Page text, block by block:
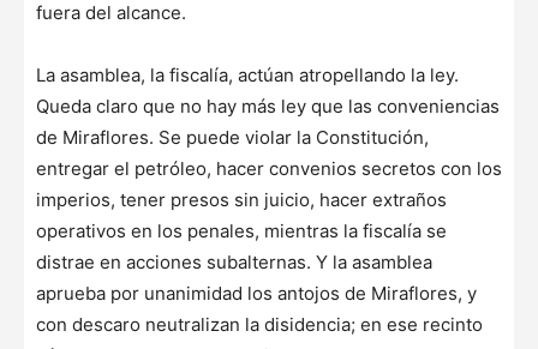
fuera del alcance.
La asamblea, la fiscalía, actúan atropellando la ley.
Queda claro que no hay más ley que las conveniencias
de Miraflores. Se puede violar la Constitución,
entregar el petróleo, hacer convenios secretos con los
imperios, tener presos sin juicio, hacer extraños
operativos en los penales, mientras la fiscalía se
distrae en acciones subalternas. Y la asamblea
aprueba por unanimidad los antojos de Miraflores, y
con descaro neutralizan la disidencia; en ese recinto